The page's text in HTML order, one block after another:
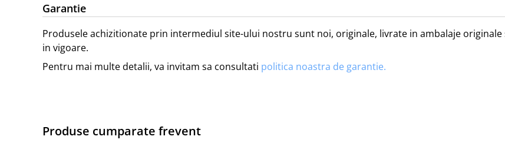
Garantie
Produsele achizitionate prin intermediul site-ului nostru sunt noi, originale, livrate in ambalaje
in vigoare.
Pentru mai multe detalii, va invitam sa consultati politica noastra de garantie.
Produse cumparate frevent